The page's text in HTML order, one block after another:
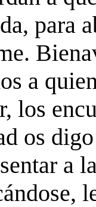
para
a
los
os
a